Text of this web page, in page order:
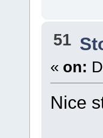
51
« on:
Nice